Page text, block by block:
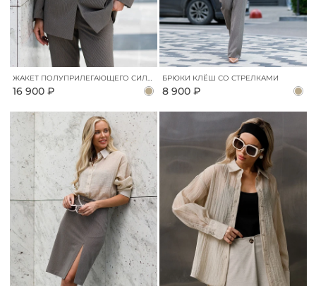
ЖАКЕТ ПОЛУПРИЛЕГАЮЩЕГО СИЛУЭТА
16 900 ₽
БРЮКИ КЛЁШ СО СТРЕЛКАМИ
8 900 ₽